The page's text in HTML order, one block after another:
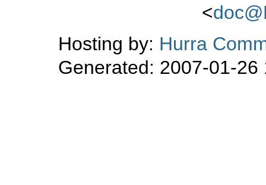
<
Hosting by: Hurra
Generated: 2007-01-26